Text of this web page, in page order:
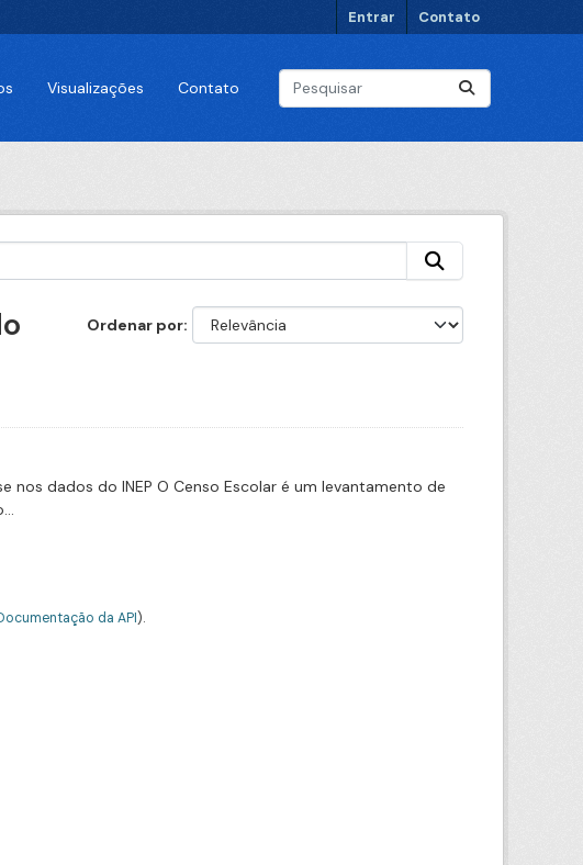
Entrar Contato
Visualizações Contato
Ordenar por
nos dados do INEP O Censo Escolar é um levantamento de
da API).